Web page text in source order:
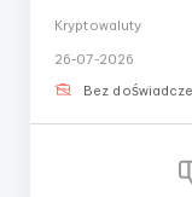
каждый
ежедневных
Kryptowaluty
26-07-2026
Bez